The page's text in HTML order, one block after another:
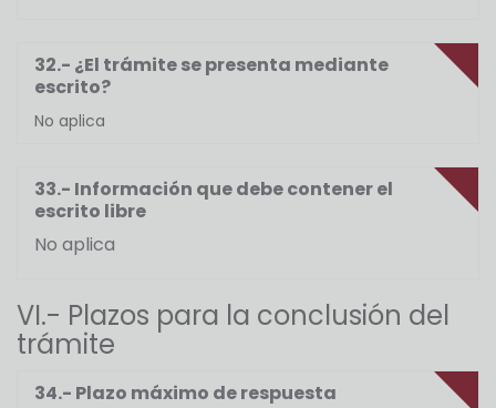
32.- ¿El trámite se presenta mediante
escrito?
No aplica
33.- Información que debe contener el
escrito libre
No aplica
VI.- Plazos para la conclusión del
trámite
34.- Plazo máximo de respuesta